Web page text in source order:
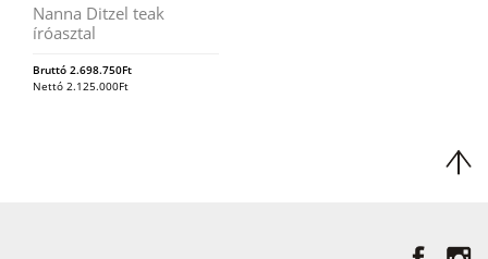
Nanna Ditzel teak
íróasztal
Bruttó 2.698.750Ft
Nettó 2.125.000Ft